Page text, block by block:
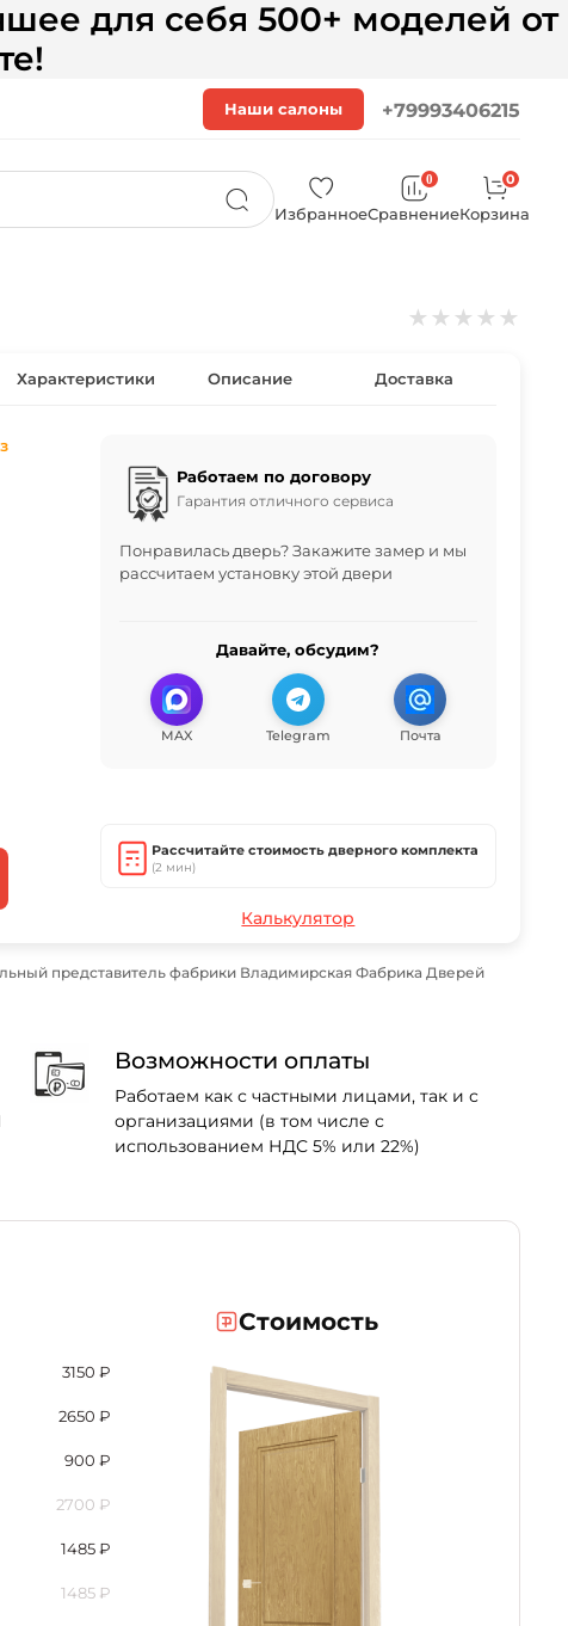
для себя 500+ моделей от
Наши салоны +79993406215
Избранное
0
Сравнение
0
Корзина
★ ★ ★ ★ ★
Характеристики Описание Доставка
Работаем по договору
Гарантия отличного сервиса
Понравилась дверь? Закажите замер и мы
рассчитаем установку этой двери
Давайте, обсудим?
MAX Telegram Почта
Рассчитайте стоимость дверного комплекта
(2 мин)
Калькулятор
представитель фабрики Владимирская Фабрика Дверей
Возможности оплаты
Работаем как с частными лицами, так и с
организациями (в том числе с
использованием НДС 5% или 22%)
3150 ₽
2650 ₽
900 ₽
2700 ₽
1485₽
1485 ₽
Стоимость